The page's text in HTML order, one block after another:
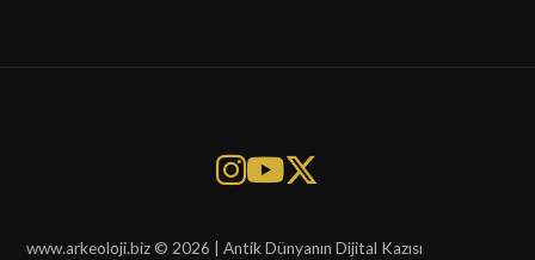
www.arkeoloji.biz © 2026 | Antik Dünyanın Dijital Kazısı